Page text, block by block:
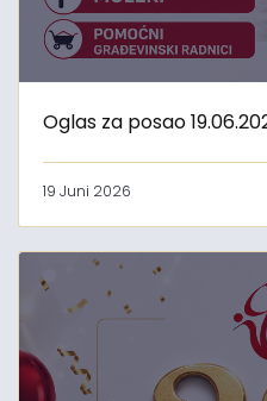
Oglas za posao
19 Juni 2026